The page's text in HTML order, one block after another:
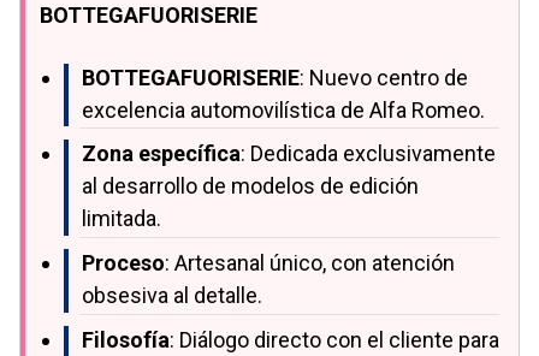
BOTTEGAFUORISERIE
BOTTEGAFUORISERIE: Nuevo centro de
excelencia automovilística de Alfa Romeo.
Zona específica: Dedicada exclusivamente
al desarrollo de modelos de edición
limitada.
Proceso: Artesanal único, con atención
obsesiva al detalle.
Filosofía: Diálogo directo con el cliente para